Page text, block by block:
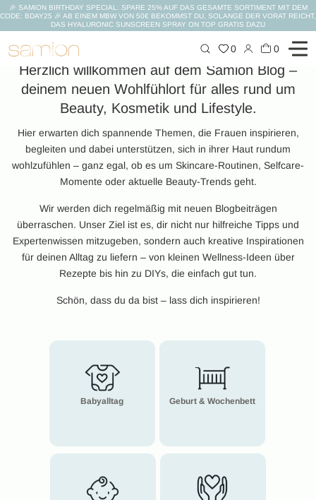
Inhalt
springen
🎉 SAMION BIRTHDAY SPECIAL: SPARE 25% AUF DAS GESAMTE SORTIMENT MIT DEM
CODE: BDAY25 🎉 AB EINEM MBW VON 50€ BEKOMMST DU, SOLANGE DER VORAT REICHT,
DAS HYALURONIC SUNSCREEN SPRAY ON TOP GRATIS DAZU
0 0
Herzlich willkommen auf dem Samion Blog –
deinem neuen Wohlfühlort für alles rund um
Beauty, Kosmetik und Lifestyle.
Hier erwarten dich spannende Themen, die Frauen inspirieren,
begleiten und dabei unterstützen, sich in ihrer Haut rundum
wohlzufühlen – ganz egal, ob es um Skincare-Routinen, Selfcare-
Momente oder aktuelle Beauty-Trends geht.
Wir werden dich regelmäßig mit neuen Blogbeiträgen
überraschen. Unser Ziel ist es, dir nicht nur hilfreiche Tipps und
Expertenwissen mitzugeben, sondern auch kreative Inspirationen
für deinen Alltag zu liefern – von kleinen Wellness-Ideen über
Rezepte bis hin zu DIYs, die einfach gut tun.
Schön, dass du da bist – lass dich inspirieren!
Babyalltag Geburt & Wochenbett